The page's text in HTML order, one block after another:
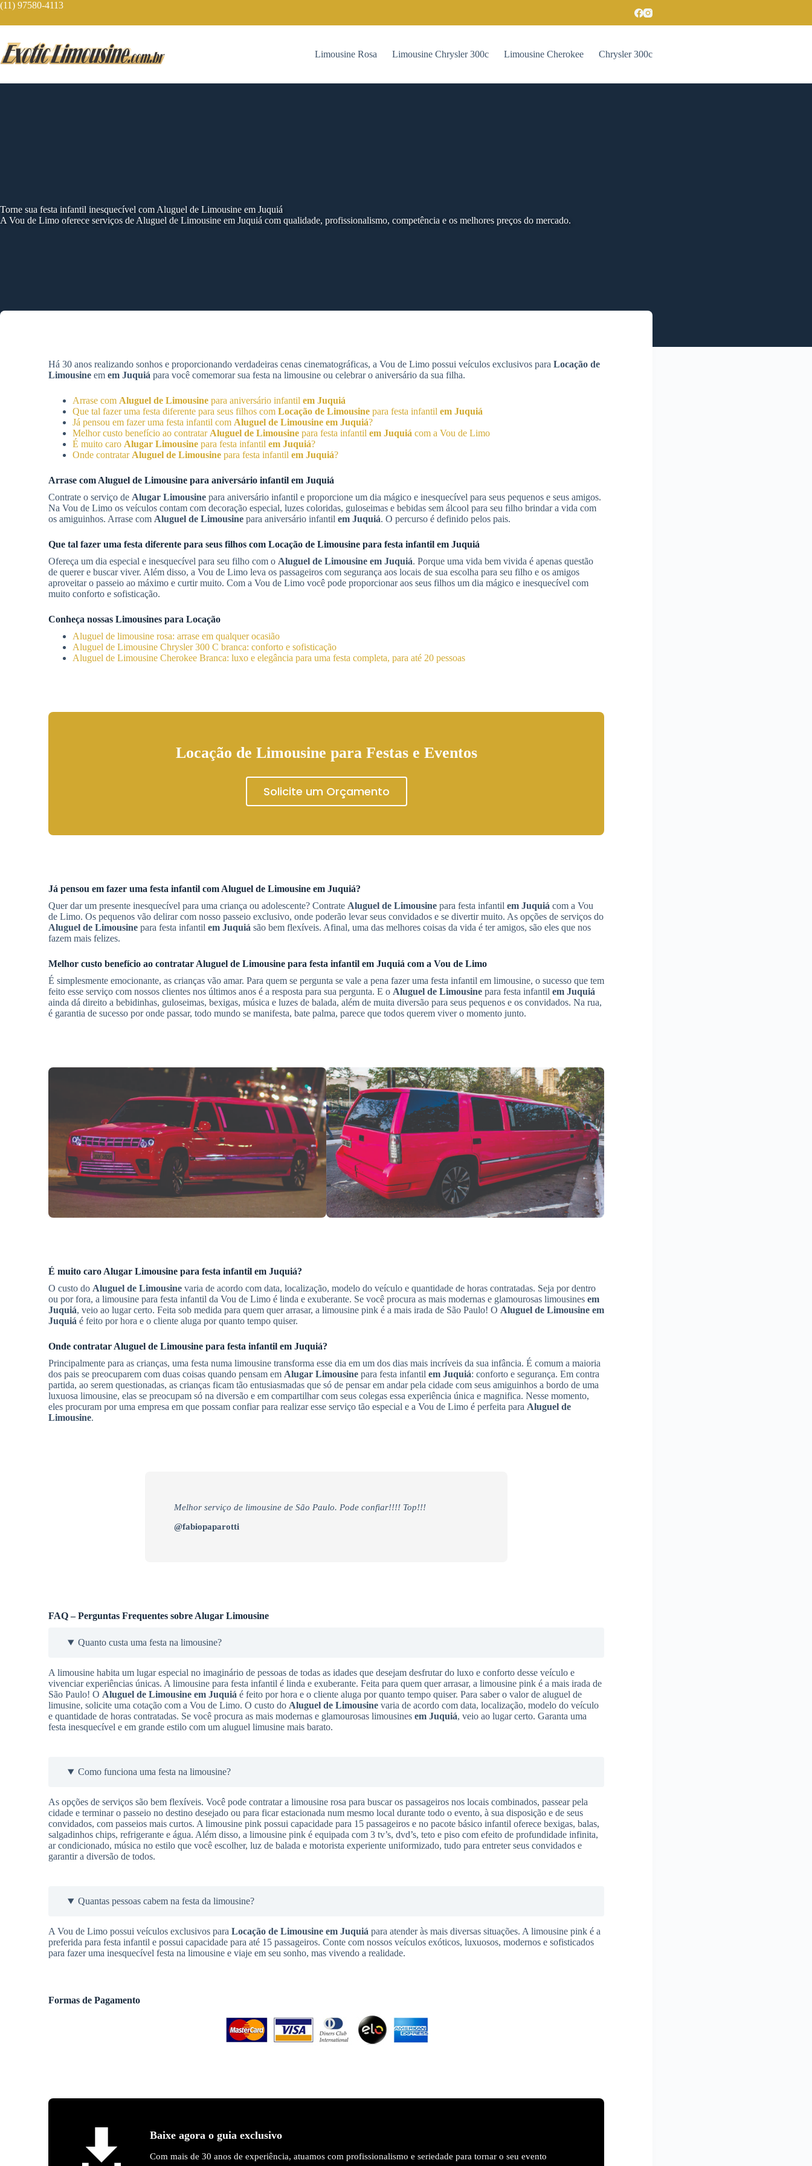
Skip
content
(11) 97580-4113
Limousine Rosa Limousine Chrysler 300c Limousine Cherokee Chrysler 300c
Torne sua festa infantil inesquecível com Aluguel de Limousine em Juquiá
A Vou de Limo oferece serviços de Aluguel de Limousine em Juquiá com qualidade, profissionalismo, competência e os melhores preços do mercado.
Há 30 anos realizando sonhos e proporcionando verdadeiras cenas cinematográficas, a Vou de Limo possui veículos exclusivos para Locação de
Limousine em em Juquiá para você comemorar sua festa na limousine ou celebrar o aniversário da sua filha.
Arrase com Aluguel de Limousine para aniversário infantil em Juquiá
Que tal fazer uma festa diferente para seus filhos com Locação de Limousine para festa infantil em Juquiá
Já pensou em fazer uma festa infantil com Aluguel de Limousine em Juquiá?
Melhor custo benefício ao contratar Aluguel de Limousine para festa infantil em Juquiá com a Vou de Limo
É muito caro Alugar Limousine para festa infantil em Juquiá?
Onde contratar Aluguel de Limousine para festa infantil em Juquiá?
Arrase com Aluguel de Limousine para aniversário infantil em Juquiá
Contrate o serviço de Alugar Limousine para aniversário infantil e proporcione um dia mágico e inesquecível para seus pequenos e seus amigos.
Na Vou de Limo os veículos contam com decoração especial, luzes coloridas, guloseimas e bebidas sem álcool para seu filho brindar a vida com
os amiguinhos. Arrase com Aluguel de Limousine para aniversário infantil em Juquiá. O percurso é definido pelos pais.
Que tal fazer uma festa diferente para seus filhos com Locação de Limousine para festa infantil em Juquiá
Ofereça um dia especial e inesquecível para seu filho com o Aluguel de Limousine em Juquiá. Porque uma vida bem vivida é apenas questão
de querer e buscar viver. Além disso, a Vou de Limo leva os passageiros com segurança aos locais de sua escolha para seu filho e os amigos
aproveitar o passeio ao máximo e curtir muito. Com a Vou de Limo você pode proporcionar aos seus filhos um dia mágico e inesquecível com
muito conforto e sofisticação.
Conheça nossas Limousines para Locação
Aluguel de limousine rosa: arrase em qualquer ocasião
Aluguel de Limousine Chrysler 300 C branca: conforto e sofisticação
Aluguel de Limousine Cherokee Branca: luxo e elegância para uma festa completa, para até 20 pessoas
Locação de Limousine para Festas e Eventos
Solicite um Orçamento
Já pensou em fazer uma festa infantil com Aluguel de Limousine em Juquiá?
Quer dar um presente inesquecível para uma criança ou adolescente? Contrate Aluguel de Limousine para festa infantil em Juquiá com a Vou
de Limo. Os pequenos vão delirar com nosso passeio exclusivo, onde poderão levar seus convidados e se divertir muito. As opções de serviços do
Aluguel de Limousine para festa infantil em Juquiá são bem flexíveis. Afinal, uma das melhores coisas da vida é ter amigos, são eles que nos
fazem mais felizes.
Melhor custo benefício ao contratar Aluguel de Limousine para festa infantil em Juquiá com a Vou de Limo
É simplesmente emocionante, as crianças vão amar. Para quem se pergunta se vale a pena fazer uma festa infantil em limousine, o sucesso que tem
feito esse serviço com nossos clientes nos últimos anos é a resposta para sua pergunta. E o Aluguel de Limousine para festa infantil em Juquiá
ainda dá direito a bebidinhas, guloseimas, bexigas, música e luzes de balada, além de muita diversão para seus pequenos e os convidados. Na rua,
é garantia de sucesso por onde passar, todo mundo se manifesta, bate palma, parece que todos querem viver o momento junto.
É muito caro Alugar Limousine para festa infantil em Juquiá?
O custo do Aluguel de Limousine varia de acordo com data, localização, modelo do veículo e quantidade de horas contratadas. Seja por dentro
ou por fora, a limousine para festa infantil da Vou de Limo é linda e exuberante. Se você procura as mais modernas e glamourosas limousines em
Juquiá, veio ao lugar certo. Feita sob medida para quem quer arrasar, a limousine pink é a mais irada de São Paulo! O Aluguel de Limousine em
Juquiá é feito por hora e o cliente aluga por quanto tempo quiser.
Onde contratar Aluguel de Limousine para festa infantil em Juquiá?
Principalmente para as crianças, uma festa numa limousine transforma esse dia em um dos dias mais incríveis da sua infância. É comum a maioria
dos pais se preocuparem com duas coisas quando pensam em Alugar Limousine para festa infantil em Juquiá: conforto e segurança. Em contra
partida, ao serem questionadas, as crianças ficam tão entusiasmadas que só de pensar em andar pela cidade com seus amiguinhos a bordo de uma
luxuosa limousine, elas se preocupam só na diversão e em compartilhar com seus colegas essa experiência única e magnifica. Nesse momento,
eles procuram por uma empresa em que possam confiar para realizar esse serviço tão especial e a Vou de Limo é perfeita para Aluguel de
Limousine.
Melhor serviço de limousine de São Paulo. Pode confiar!!!! Top!!!
@fabiopaparotti
FAQ – Perguntas Frequentes sobre Alugar Limousine
Quanto custa uma festa na limousine?
A limousine habita um lugar especial no imaginário de pessoas de todas as idades que desejam desfrutar do luxo e conforto desse veículo e
vivenciar experiências únicas. A limousine para festa infantil é linda e exuberante. Feita para quem quer arrasar, a limousine pink é a mais irada de
São Paulo! O Aluguel de Limousine em Juquiá é feito por hora e o cliente aluga por quanto tempo quiser. Para saber o valor de aluguel de
limusine, solicite uma cotação com a Vou de Limo. O custo do Aluguel de Limousine varia de acordo com data, localização, modelo do veículo
e quantidade de horas contratadas. Se você procura as mais modernas e glamourosas limousines em Juquiá, veio ao lugar certo. Garanta uma
festa inesquecível e em grande estilo com um aluguel limusine mais barato.
Como funciona uma festa na limousine?
As opções de serviços são bem flexíveis. Você pode contratar a limousine rosa para buscar os passageiros nos locais combinados, passear pela
cidade e terminar o passeio no destino desejado ou para ficar estacionada num mesmo local durante todo o evento, à sua disposição e de seus
convidados, com passeios mais curtos. A limousine pink possui capacidade para 15 passageiros e no pacote básico infantil oferece bexigas, balas,
salgadinhos chips, refrigerante e água. Além disso, a limousine pink é equipada com 3 tv’s, dvd’s, teto e piso com efeito de profundidade infinita,
ar condicionado, música no estilo que você escolher, luz de balada e motorista experiente uniformizado, tudo para entreter seus convidados e
garantir a diversão de todos.
Quantas pessoas cabem na festa da limousine?
A Vou de Limo possui veículos exclusivos para Locação de Limousine em Juquiá para atender às mais diversas situações. A limousine pink é a
preferida para festa infantil e possui capacidade para até 15 passageiros. Conte com nossos veículos exóticos, luxuosos, modernos e sofisticados
para fazer uma inesquecível festa na limousine e viaje em seu sonho, mas vivendo a realidade.
Formas de Pagamento
Baixe agora o guia exclusivo
Com mais de 30 anos de experiência, atuamos com profissionalismo e seriedade para tornar o seu evento